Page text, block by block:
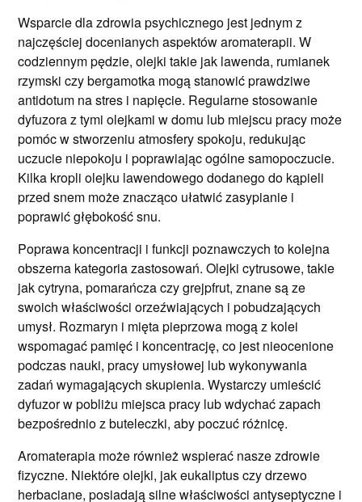
Wsparcie dla zdrowia psychicznego jest jednym z
najczęściej docenianych aspektów aromaterapii. W
codziennym pędzie, olejki takie jak lawenda, rumianek
rzymski czy bergamotka mogą stanowić prawdziwe
antidotum na stres i napięcie. Regularne stosowanie
dyfuzora z tymi olejkami w domu lub miejscu pracy może
pomóc w stworzeniu atmosfery spokoju, redukując
uczucie niepokoju i poprawiając ogólne samopoczucie.
Kilka kropli olejku lawendowego dodanego do kąpieli
przed snem może znacząco ułatwić zasypianie i
poprawić głębokość snu.
Poprawa koncentracji i funkcji poznawczych to kolejna
obszerna kategoria zastosowań. Olejki cytrusowe, takie
jak cytryna, pomarańcza czy grejpfrut, znane są ze
swoich właściwości orzeźwiających i pobudzających
umysł. Rozmaryn i mięta pieprzowa mogą z kolei
wspomagać pamięć i koncentrację, co jest nieocenione
podczas nauki, pracy umysłowej lub wykonywania
zadań wymagających skupienia. Wystarczy umieścić
dyfuzor w pobliżu miejsca pracy lub wdychać zapach
bezpośrednio z buteleczki, aby poczuć różnicę.
Aromaterapia może również wspierać nasze zdrowie
fizyczne. Niektóre olejki, jak eukaliptus czy drzewo
herbaciane, posiadają silne właściwości antyseptyczne i